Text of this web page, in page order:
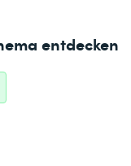
entdecken